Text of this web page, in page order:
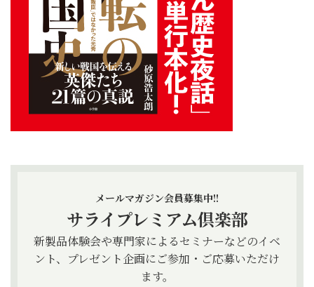
メールマガジン会員募集中!!
サライプレミアム倶楽部
新製品体験会や専門家によるセミナーなどのイベ
ント、プレゼント企画にご参加・ご応募いただけ
ます。